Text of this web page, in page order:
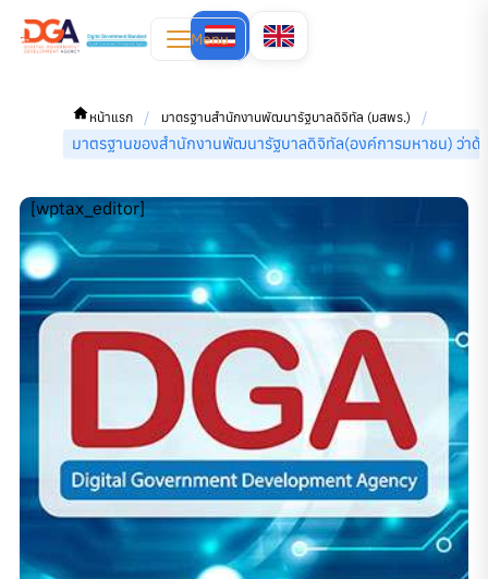
Menu
หน้าแรก / มาตรฐานสำนักงานพัฒนารัฐบาลดิจิทัล (มสพร.)
/
มาตรฐานของสํานักงานพัฒนารัฐบาลดิจิทัล(องค์การมหาชน) ว่าด้
[wptax_editor]